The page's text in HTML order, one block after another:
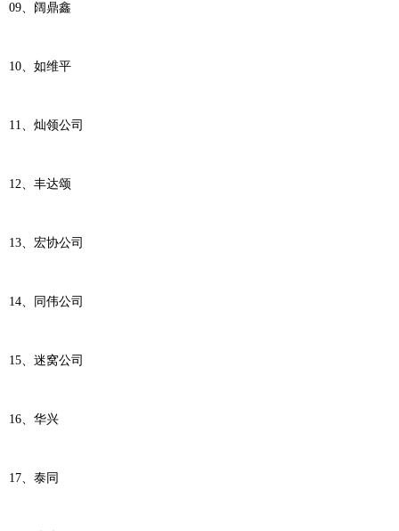
09、阔鼎鑫
10、如维平
11、灿领公司
12、丰达颂
13、宏协公司
14、同伟公司
15、迷窝公司
16、华兴
17、泰同